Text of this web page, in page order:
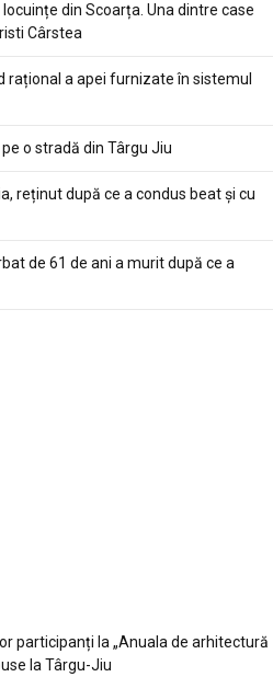
din Scoarța. Una dintre case
Cârstea
rațional a apei furnizate în sistemul
o stradă din Târgu Jiu
reținut după ce a condus beat și cu
de 61 de ani a murit după ce a
participanți la „Anuala de arhitectură
la Târgu-Jiu